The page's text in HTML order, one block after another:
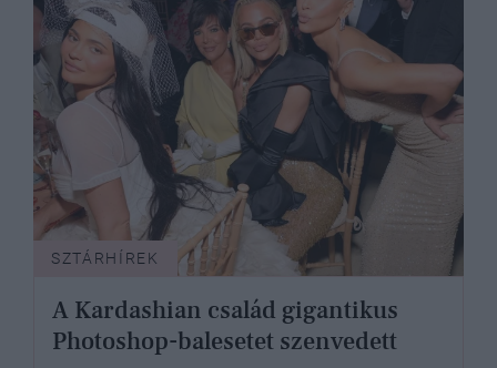
SZTÁRHÍREK
A Kardashian család gigantikus
Photoshop-balesetet szenvedett